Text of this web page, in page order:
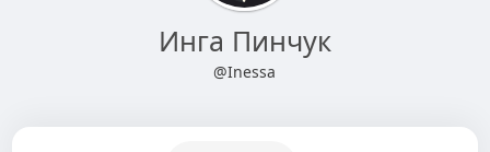
Инга Пинчук
@Inessa